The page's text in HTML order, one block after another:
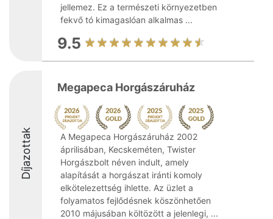
jellemez. Ez a természeti környezetben
fekvő tó kimagaslóan alkalmas ...
9.5
Díjazottak
Megapeca Horgászáruház
A Megapeca Horgászáruház 2002
áprilisában, Kecskeméten, Twister
Horgászbolt néven indult, amely
alapítását a horgászat iránti komoly
elkötelezettség ihlette. Az üzlet a
folyamatos fejlődésnek köszönhetően
2010 májusában költözött a jelenlegi, ...